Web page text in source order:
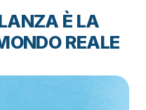
È LA
REALE